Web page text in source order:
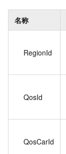
名称
RegionId
QosId
QosCarId